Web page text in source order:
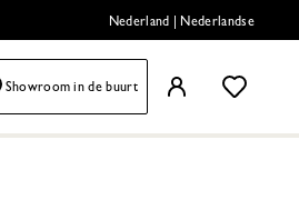
Nederland Nederlandse
Showroom in de buurt